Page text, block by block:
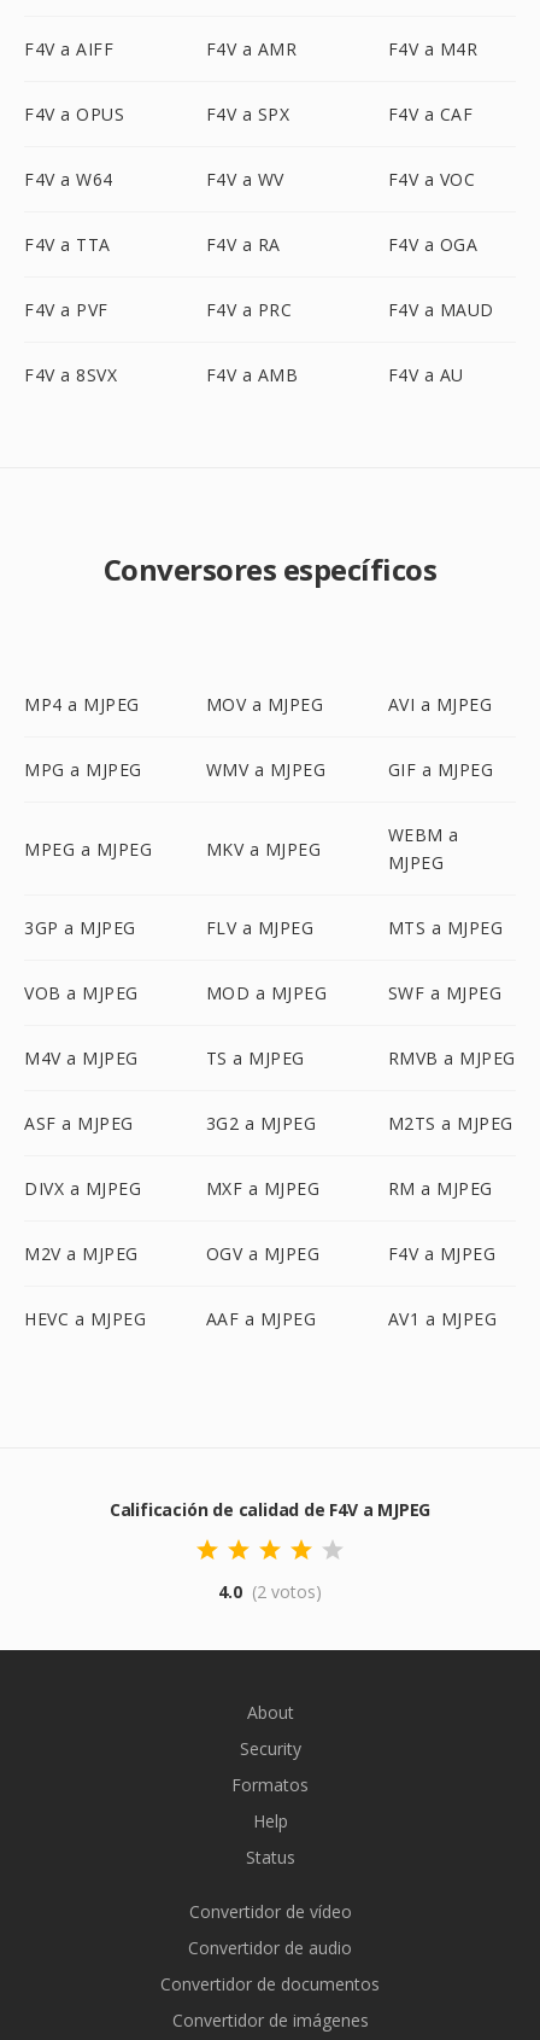
F4V a AIFF F4V a AMR F4V a M4R
F4V a OPUS F4V a SPX F4V a CAF
F4V a W64 F4V a WV F4V a VOC
F4V a TTA F4V a RA F4V a OGA
F4V a PVF F4V a PRC F4V a MAUD
F4V a 8SVX F4V a AMB F4V a AU
Conversores específicos
MP4 a MJPEG MOV a MJPEG AVI a MJPEG
MPG a MJPEG WMV a MJPEG GIF a MJPEG
MPEG a MJPEG MKV a MJPEG
WEBM a
MJPEG
3GP a MJPEG FLV a MJPEG MTS a MJPEG
VOB a MJPEG MOD a MJPEG SWF a MJPEG
M4V a MJPEG TS a MJPEG RMVB a MJPEG
ASF a MJPEG 3G2 a MJPEG M2TS a MJPEG
DIVX a MJPEG MXF a MJPEG RM a MJPEG
M2V a MJPEG OGV a MJPEG F4V a MJPEG
HEVC a MJPEG AAF a MJPEG AV1 a MJPEG
Calificación de calidad de F4V a MJPEG
4.0 (2 votos)
About
Security
Formatos
Help
Status
Convertidor de vídeo
Convertidor de audio
Convertidor de documentos
Convertidor de imágenes